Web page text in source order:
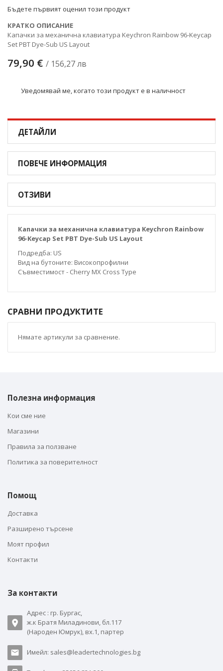
Бъдете първият оценил този продукт
КРАТКО ОПИСАНИЕ
Капачки за механична клавиатура Keychron Rainbow 96-Keycap
Set PBT Dye-Sub US Layout
79,90 € / 156,27 лв
Уведомявай ме, когато този продукт е в наличност
ДЕТАЙЛИ
ПОВЕЧЕ ИНФОРМАЦИЯ
ОТЗИВИ
Капачки за механична клавиатура Keychron Rainbow
96-Keycap Set PBT Dye-Sub US Layout
Подредба: US
Вид на бутоните: Високопрофилни
Съвместимост - Cherry MX Cross Type
СРАВНИ ПРОДУКТИТЕ
Нямате артикули за сравнение.
Полезна информация
Кои сме ние
Магазини
Правила за ползване
Политика за поверителност
Помощ
Доставка
Разширено търсене
Моят профил
Контакти
За контакти
Адрес : гр. Бургас,
ж.к Братя Миладинови, бл.117
(Народен Юмрук), вх.1, партер
Имейл: sales@leadertechnologies.bg